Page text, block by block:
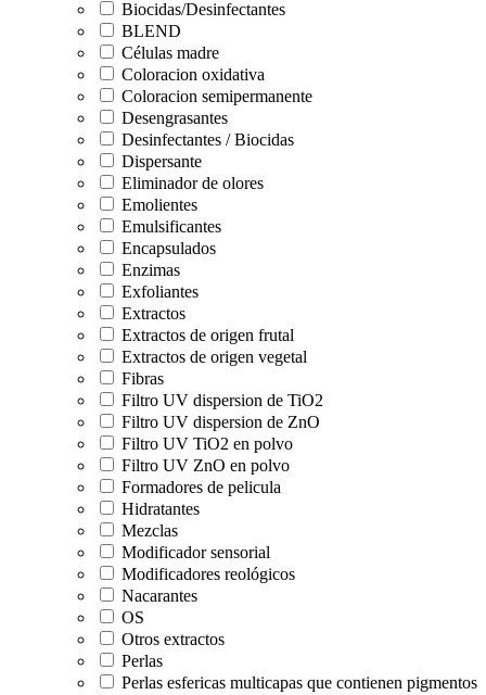
Biocidas/Desinfectantes
BLEND
Células madre
Coloracion oxidativa
Coloracion semipermanente
Desengrasantes
Desinfectantes / Biocidas
Dispersante
Eliminador de olores
Emolientes
Emulsificantes
Encapsulados
Enzimas
Exfoliantes
Extractos
Extractos de origen frutal
Extractos de origen vegetal
Fibras
Filtro UV dispersion de TiO2
Filtro UV dispersion de ZnO
Filtro UV TiO2 en polvo
Filtro UV ZnO en polvo
Formadores de pelicula
Hidratantes
Mezclas
Modificador sensorial
Modificadores reológicos
Nacarantes
OS
Otros extractos
Perlas
Perlas esfericas multicapas que contienen pigmentos